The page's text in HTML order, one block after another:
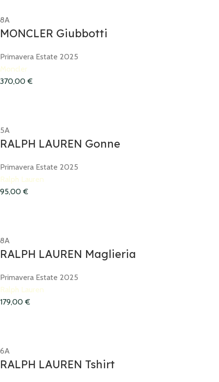
8A
MONCLER Giubbotti
Primavera Estate 2025
Moncler
370,00 €
5A
RALPH LAUREN Gonne
Primavera Estate 2025
Ralph Lauren
95,00 €
8A
RALPH LAUREN Maglieria
Primavera Estate 2025
Ralph Lauren
179,00 €
6A
RALPH LAUREN Tshirt